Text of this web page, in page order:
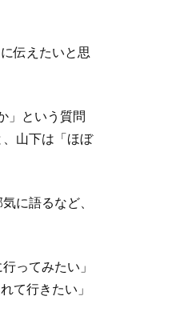
伝えたいと思
」という質問
山下は「ほぼ
に語るなど、
ってみたい」
て行きたい」